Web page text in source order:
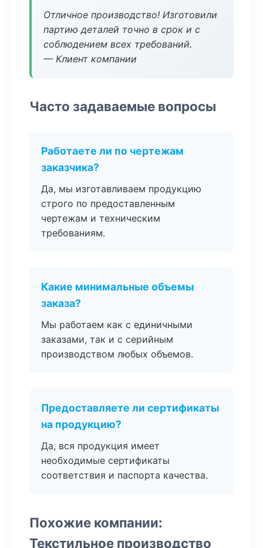
Отличное производство! Изготовили
партию деталей точно в срок и с
соблюдением всех требований.
— Клиент компании
Часто задаваемые вопросы
Работаете ли по чертежам
заказчика?
Да, мы изготавливаем продукцию
строго по предоставленным
чертежам и техническим
требованиям.
Какие минимальные объемы
заказа?
Мы работаем как с единичными
заказами, так и с серийным
производством любых объемов.
Предоставляете ли сертификаты
на продукцию?
Да, вся продукция имеет
необходимые сертификаты
соответствия и паспорта качества.
Похожие компании:
Текстильное производство